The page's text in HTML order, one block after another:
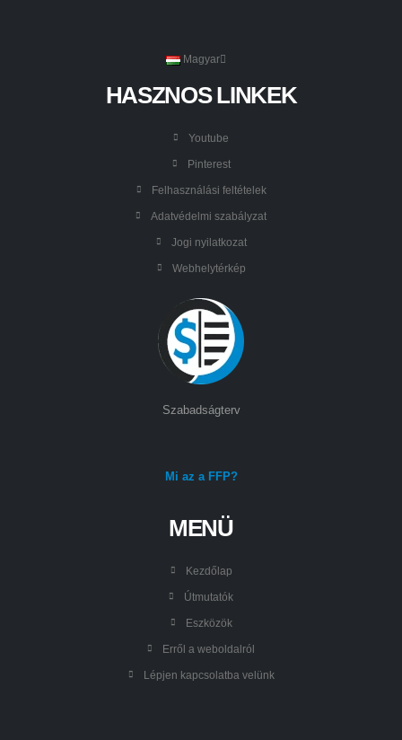
Magyar
HASZNOS LINKEK
Youtube
Pinterest
Felhasználási feltételek
Adatvédelmi szabályzat
Jogi nyilatkozat
Webhelytérkép
Szabadságterv
Mi az a FFP?
MENÜ
Kezdőlap
Útmutatók
Eszközök
Erről a weboldalról
Lépjen kapcsolatba velünk